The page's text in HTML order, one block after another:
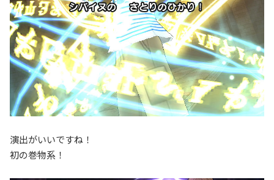
演出がいいですね！
初の巻物系！